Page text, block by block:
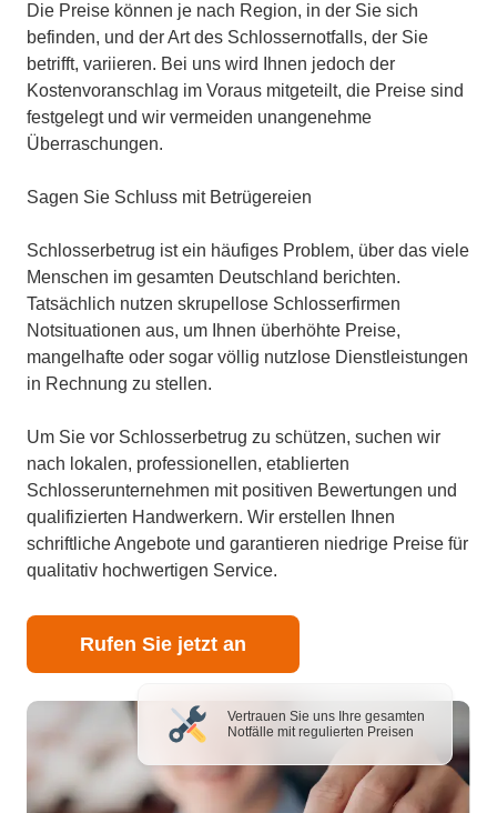
Die Preise können je nach Region, in der Sie sich
befinden, und der Art des Schlossernotfalls, der Sie
betrifft, variieren. Bei uns wird Ihnen jedoch der
Kostenvoranschlag im Voraus mitgeteilt, die Preise sind
festgelegt und wir vermeiden unangenehme
Überraschungen.
Sagen Sie Schluss mit Betrügereien
Schlosserbetrug ist ein häufiges Problem, über das viele
Menschen im gesamten Deutschland berichten.
Tatsächlich nutzen skrupellose Schlosserfirmen
Notsituationen aus, um Ihnen überhöhte Preise,
mangelhafte oder sogar völlig nutzlose Dienstleistungen
in Rechnung zu stellen.
Um Sie vor Schlosserbetrug zu schützen, suchen wir
nach lokalen, professionellen, etablierten
Schlosserunternehmen mit positiven Bewertungen und
qualifizierten Handwerkern. Wir erstellen Ihnen
schriftliche Angebote und garantieren niedrige Preise für
qualitativ hochwertigen Service.
Rufen Sie jetzt an
Vertrauen Sie uns Ihre gesamten
Notfälle mit regulierten Preisen